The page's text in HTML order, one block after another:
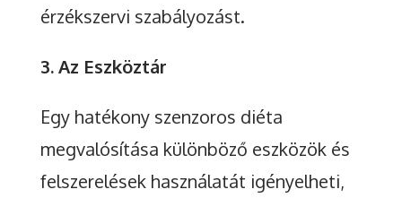
érzékszervi szabályozást.
3. Az Eszköztár
Egy hatékony szenzoros diéta
megvalósítása különböző eszközök és
felszerelések használatát igényelheti,